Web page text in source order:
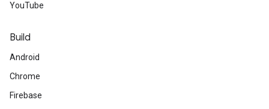
YouTube
Build
Android
Chrome
Firebase